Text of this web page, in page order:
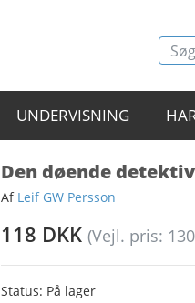
UNDERVISNING
Den døende detektiv
Af Leif GW Persson
118 DKK (Vejl. pris:
Status: På lager